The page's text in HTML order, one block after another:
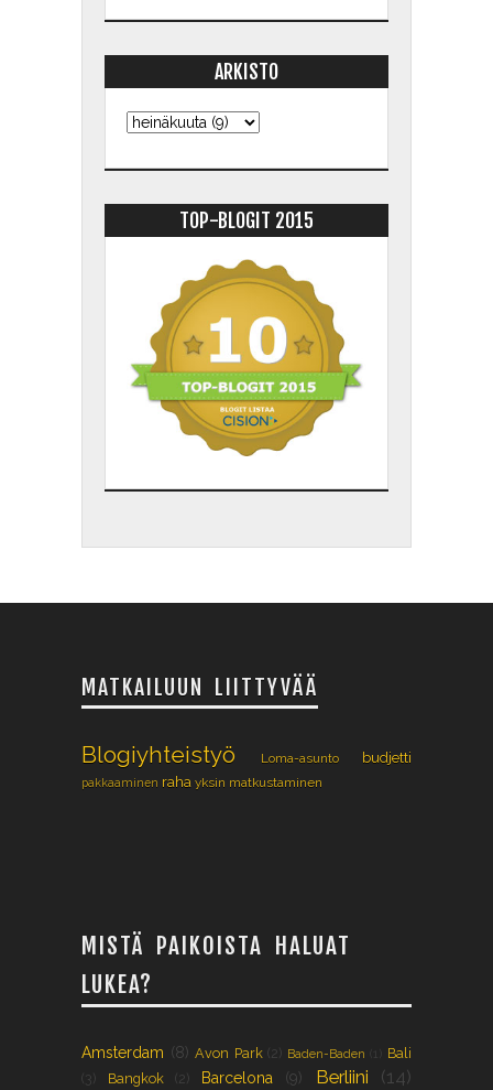
ARKISTO
TOP-BLOGIT 2015
MATKAILUUN LIITTYVÄÄ
Blogiyhteistyö Loma-asunto budjetti
pakkaaminen raha yksin matkustaminen
MISTÄ PAIKOISTA HALUAT
LUKEA?
Amsterdam (8) Avon Park (2) Baden-Baden (1)
Bali
(3)
Bangkok (2) Barcelona (9) Berliini (14)